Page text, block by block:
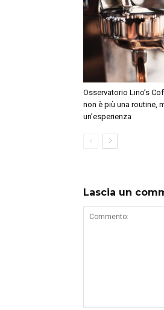
Osservatorio Lino’s
non è più una routine,
un’esperienza
Lascia un